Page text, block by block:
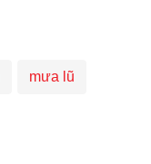
mưa lũ